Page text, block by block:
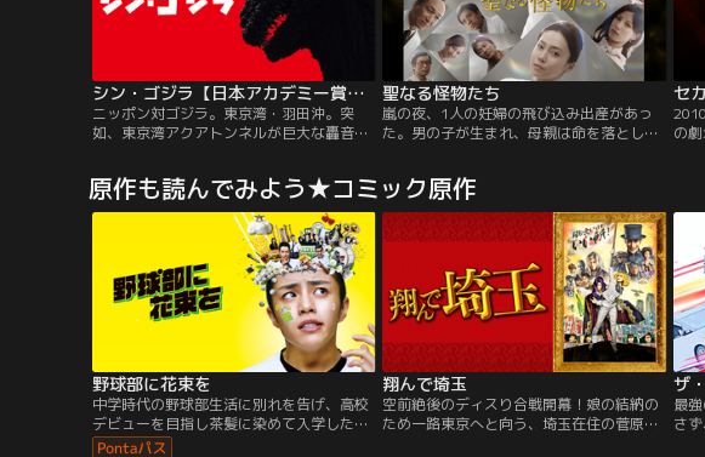
シン・ゴジラ【日本アカデミー賞最優秀作品賞】
ニッポン対ゴジラ。東京湾・羽田沖。突
如、東京湾アクアトンネルが巨大な轟音と
総理大臣以下、閣僚が参集されて緊急会議
が開かれ、内閣官房副長官・矢口蘭堂は、
海中に棲む巨大生物による可能性を指摘。
周囲は矢口の意見を一笑に付すものの、直
後、海上に巨大不明生物の姿が露わになっ
た…。
聖なる怪物たち
嵐の夜、1人の妊婦の飛び込み出産があっ
た。男の子が生まれ、母親は命を落とし
が、徐々にその恐ろしい実態を現わす…
“聖職者”と呼ばれる人間たちの欲望が明ら
かになった時 道を踏み外した者の、裏の顔
の
不
原作も読んでみよう★コミック原作
野球部に花束を
中学時代の野球部生活に別れを告げ、高校
デビューを目指し茶髪に染めて入学した黒
田鉄平。夢見たバラ色の高校生活は、うっ
翔んで埼玉
空前絶後のディスり合戦開幕！娘の結納の
ため一路東京へと向う、埼玉在住の菅原
ザ
最
さ